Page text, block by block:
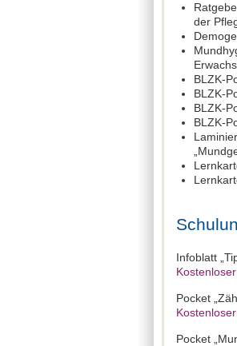
der
BLZK-
BLZK-
BLZK-
BLZK-
Infoblatt
Pocket
Pocket